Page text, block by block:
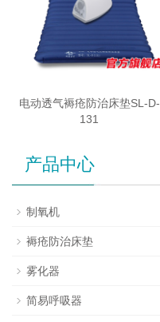
电动透气褥疮防治床垫SL-D-
131
产品中心
制氧机
褥疮防治床垫
雾化器
简易呼吸器